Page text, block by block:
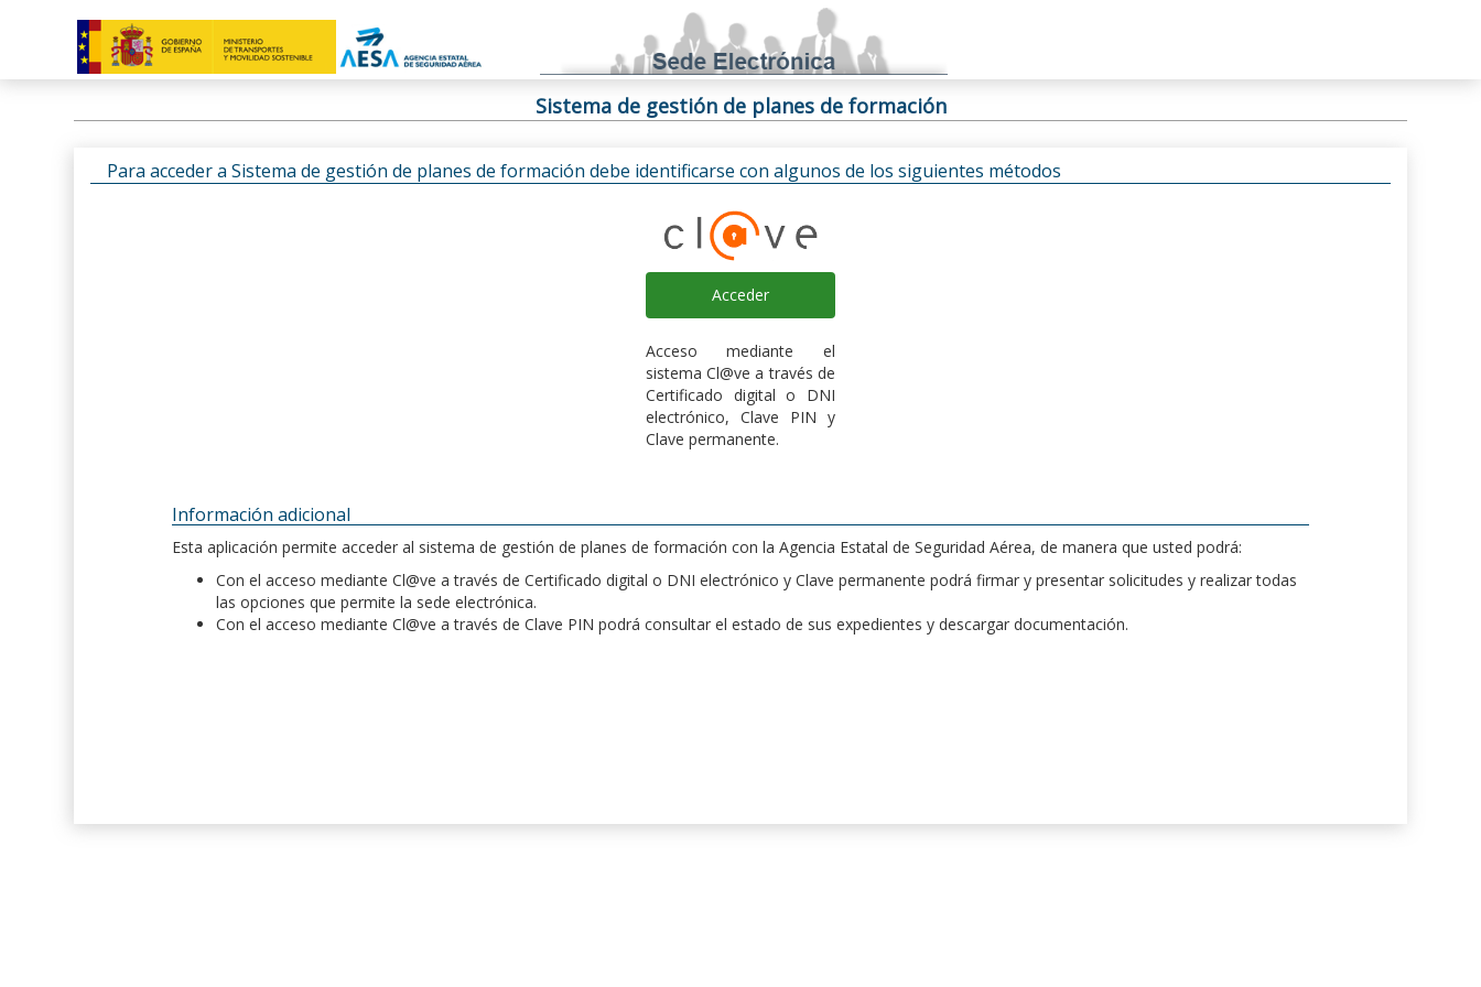
Sistema de gestión de planes de formación
Para acceder a Sistema de gestión de planes de formación debe identificarse con algunos de los siguientes métodos
Acceder
Acceso mediante el
sistema Cl@ve a través de
Certificado digital o DNI
electrónico, Clave PIN y
Clave permanente.
Información adicional
Esta aplicación permite acceder al sistema de gestión de planes de formación con la Agencia Estatal de Seguridad Aérea, de manera que usted podrá:
Con el acceso mediante Cl@ve a través de Certificado digital o DNI electrónico y Clave permanente podrá firmar y presentar solicitudes y realizar todas
las opciones que permite la sede electrónica.
Con el acceso mediante Cl@ve a través de Clave PIN podrá consultar el estado de sus expedientes y descargar documentación.